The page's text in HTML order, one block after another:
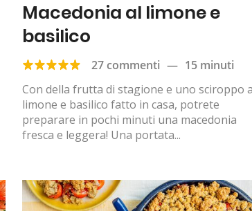
Macedonia al limone e
basilico
27 commenti — 15 minuti
Con della frutta di stagione e uno sciroppo
limone e basilico fatto in casa, potrete
preparare in pochi minuti una macedonia
fresca e leggera! Una portata...